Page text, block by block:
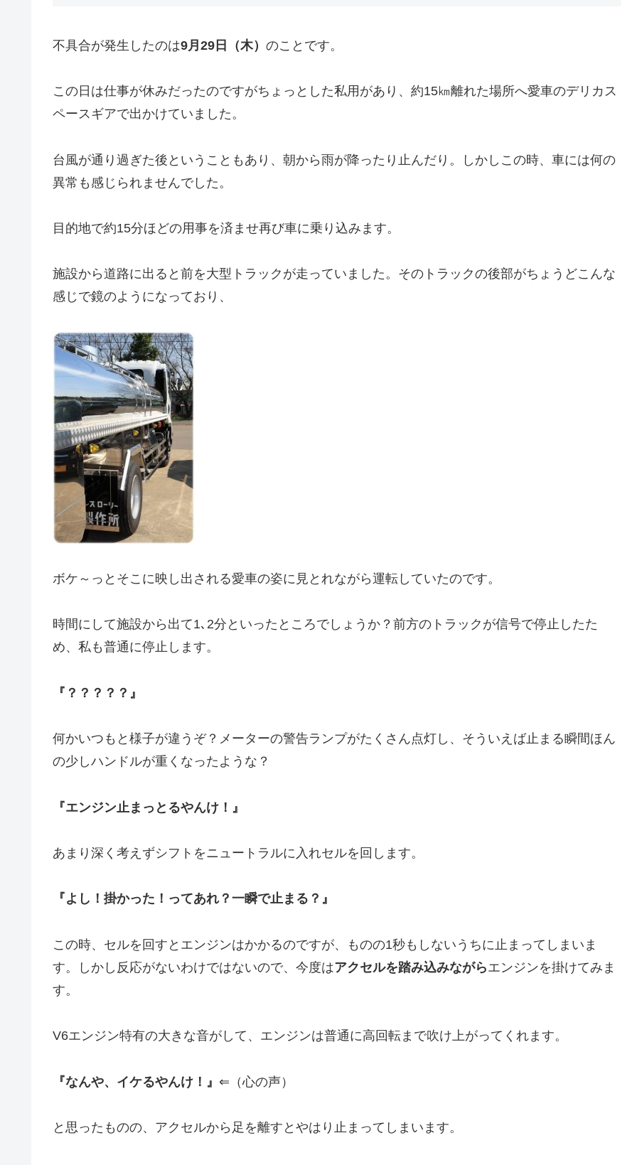
不具合が発生したのは9月29日（木） のことです。
この日は仕事が休みだったのですがちょっとした私用があり、約15㎞離れた場所へ愛車のデリカス
ペースギアで出かけていました。
台風が通り過ぎた後ということもあり、朝から雨が降ったり止んだり。しかしこの時、車には何の
異常も感じられませんでした。
目的地で約15分ほどの用事を済ませ再び車に乗り込みます。
施設から道路に出ると前を大型トラックが走っていました。そのトラックの後部がちょうどこんな
感じで鏡のようになっており、
ボケ～っとそこに映し出される愛車の姿に見とれながら運転していたのです。
時間にして施設から出て1､2分といったところでしょうか？前方のトラックが信号で停止したた
め、私も普通に停止します。
『？？？？？』
何かいつもと様子が違うぞ？メーターの警告ランプがたくさん点灯し、そういえば止まる瞬間ほん
の少しハンドルが重くなったような？
『エンジン止まっとるやんけ！』
あまり深く考えずシフトをニュートラルに入れセルを回します。
『よし！掛かった！ってあれ？一瞬で止まる？』
この時、セルを回すとエンジンはかかるのですが、ものの1秒もしないうちに止まってしまいま
す。しかし反応がないわけではないので、今度はアクセルを踏み込みながらエンジンを掛けてみま
す。
V6エンジン特有の大きな音がして、エンジンは普通に高回転まで吹け上がってくれます。
『なんや、イケるやんけ！』 ⇐（心の声）
と思ったものの、アクセルから足を離すとやはり止まってしまいます。